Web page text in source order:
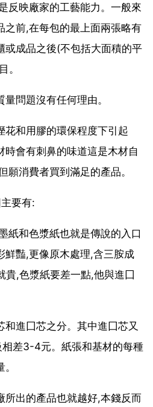
反映廠家的工藝能力。一般來
之前,在每包的最上面兩張略有
或成品之後(不包括大面積的平
。
問題沒有任何理由。
花和用膠的環保程度下引起
時會有刺鼻的味道這是木材自
願消費者買到滿足的產品。
要有:
紙和色漿紙也就是傳說的入口
鮮豔,更像原木處理,含三胺成
,色漿紙要差一點,他與進囗
和進囗芯之分。其中進囗芯又
差3-4元。紙張和基材的每種
所出的產品也就越好,本錢反而